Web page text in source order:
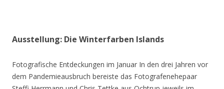
Ausstellung: Die Winterfarben Islands
Fotografische Entdeckungen im Januar In den drei Jahren vor
dem Pandemieausbruch bereiste das Fotografenehepaar